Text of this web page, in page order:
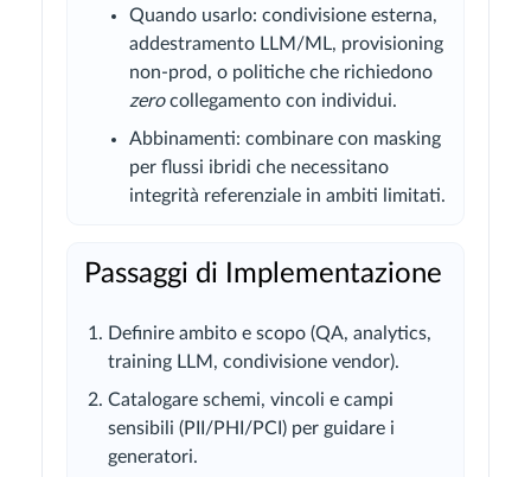
Quando usarlo: condivisione esterna,
addestramento LLM/ML, provisioning
non-prod, o politiche che richiedono
zerocollegamento con individui.
Abbinamenti: combinare con masking
per flussi ibridi che necessitano
integrità referenziale in ambiti limitati.
Passaggi di Implementazione
Definire ambito e scopo (QA, analytics,
training LLM, condivisione vendor).
Catalogare schemi, vincoli e campi
sensibili (PII/PHI/PCI) per guidare i
generatori.